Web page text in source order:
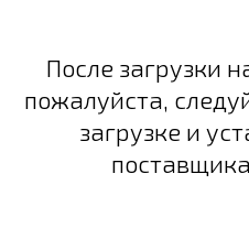
После загрузки
пожалуйста,
загрузке и